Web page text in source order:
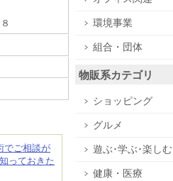
でご相談が
っておきた
環境事業
組合・団体
物販系カテゴリ
ショッピング
グルメ
遊ぶ･学ぶ･楽しむ
健康・医療